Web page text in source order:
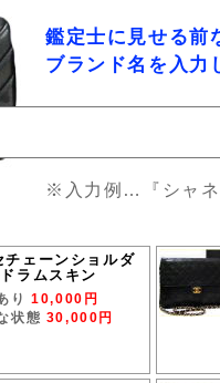
鑑定士に見せる前
ブランド名を入力
※入力例…『シャ
チェーンショルダ
ラムスキン
り10,000円
状態 30,000円